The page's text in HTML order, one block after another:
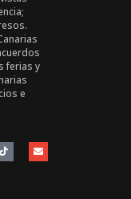
ferias y
e